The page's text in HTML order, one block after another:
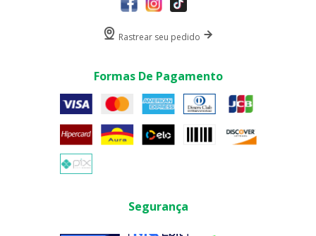
Rastrear seu pedido
Formas De Pagamento
Segurança